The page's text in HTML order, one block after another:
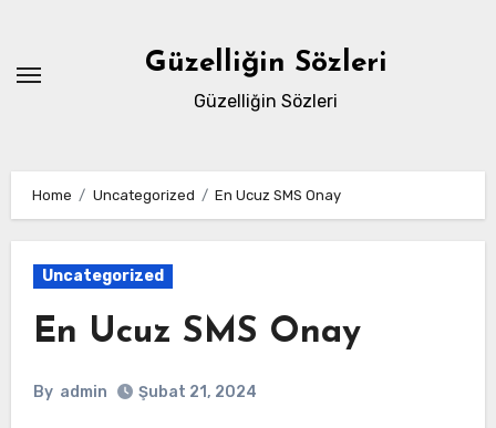
content
Güzelliğin Sözleri
Güzelliğin Sözleri
Home Uncategorized En Ucuz SMS Onay
Uncategorized
En Ucuz SMS Onay
By admin Şubat 21, 2024